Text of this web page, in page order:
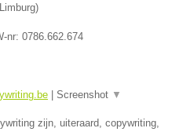
Limburg)
nr: 0786.662.674
Screenshot ▼
zijn, uiteraard, copywriting,